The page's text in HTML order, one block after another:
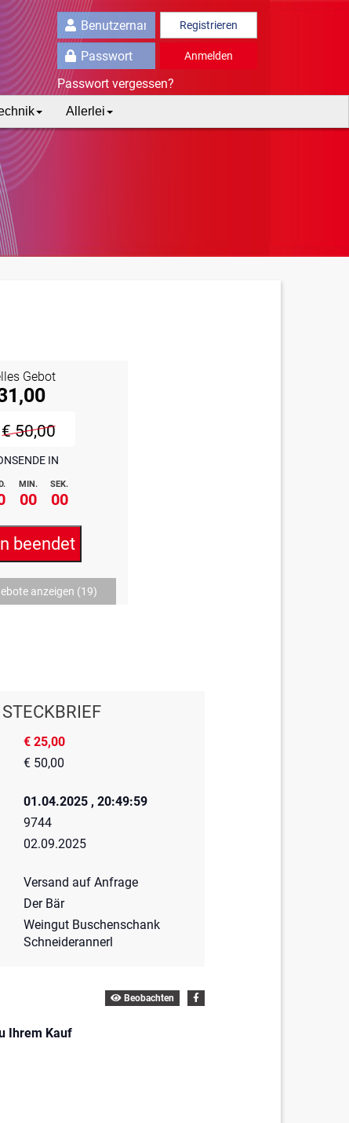
Registrieren
Anmelden
Passwort vergessen?
Allerlei
IN
MIN. SEK.
00 00
Gebot
€ 50,00
beendet
anzeigen (19)
STECKBRIEF
€ 25,00
€ 50,00
01.04.2025 , 20:49:59
9744
02.09.2025
Versand auf Anfrage
Der Bär
Weingut Buschenschank
Schneiderannerl
Beobachten
Ihrem Kauf